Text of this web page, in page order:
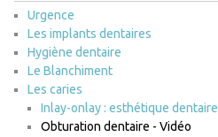
Urgence
Les implants dentaires
Hygiène dentaire
Le Blanchiment
Les caries
Inlay-onlay : esthétique dentaire
Obturation dentaire - Vidéo